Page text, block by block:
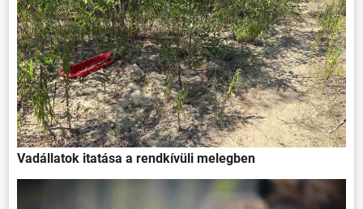
Vadállatok itatása a rendkívüli melegben